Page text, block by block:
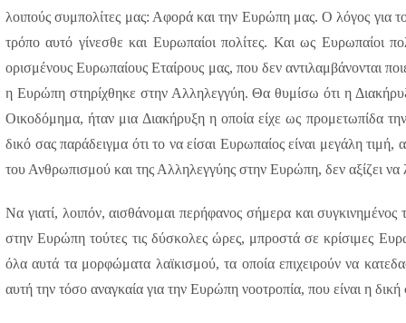
λοιπούς συμπολίτες μας: Αφορά και την Ευρώπη μας. Ο λόγος για
τρόπο αυτό γίνεσθε και Ευρωπαίοι πολίτες. Και ως Ευρωπαίοι
ορισμένους Ευρωπαίους Εταίρους μας, που δεν αντιλαμβάνονται
η Ευρώπη στηρίχθηκε στην Αλληλεγγύη. Θα θυμίσω ότι η
Οικοδόμημα, ήταν μια Διακήρυξη η οποία είχε ως προμετωπίδα
δικό σας παράδειγμα ότι το να είσαι Ευρωπαίος είναι μεγάλη τιμή,
του Ανθρωπισμού και της Αλληλεγγύης στην Ευρώπη, δεν αξίζει να
Να γιατί, λοιπόν, αισθάνομαι περήφανος σήμερα και
στην Ευρώπη τούτες τις δύσκολες ώρες, μπροστά σε κρίσιμες
όλα αυτά τα μορφώματα λαϊκισμού, τα οποία επιχειρούν να
αυτή την τόσο αναγκαία για την Ευρώπη νοοτροπία, που είναι η δική